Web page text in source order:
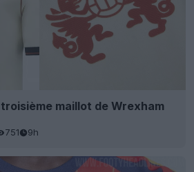
maillot de Wrexham
751 9h